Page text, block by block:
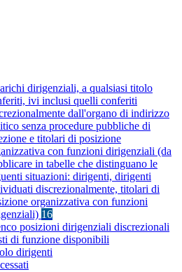
dirigenziali, a qualsiasi titolo
ivi inclusi quelli conferiti
dall'organo di indirizzo
senza procedure pubbliche di
e titolari di posizione
con funzioni dirigenziali (da
in tabelle che distinguano le
situazioni: dirigenti, dirigenti
discrezionalmente, titolari di
organizzativa con funzioni
16
posizioni dirigenziali discrezionali
di funzione disponibili
dirigenti